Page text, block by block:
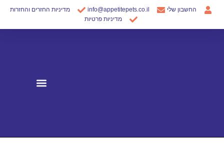
דילוג
החשבון שלי info@appetitepets.co.il
מדיניות החזרים והחזרות
מדיניות פרטיות